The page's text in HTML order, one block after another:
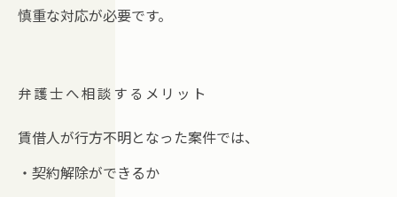
慎重な対応が必要です。
弁護士へ相談するメリット
賃借人が行方不明となった案件では、
・契約解除ができるか